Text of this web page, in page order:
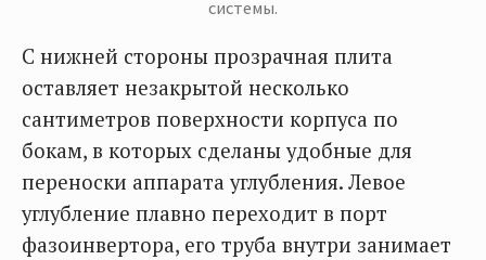
системы.
С нижней стороны прозрачная плита
оставляет незакрытой несколько
сантиметров поверхности корпуса по
бокам, в которых сделаны удобные для
переноски аппарата углубления. Левое
углубление плавно переходит в порт
фазоинвертора, его труба внутри занимает